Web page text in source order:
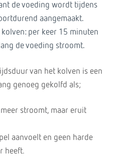
de voeding wordt tijdens
aangemaakt.
per keer 15 minuten
de voeding stroomt.
van het kolven is een
genoeg gekolfd als;
stroomt, maar eruit
aanvoelt en geen harde
heeft.